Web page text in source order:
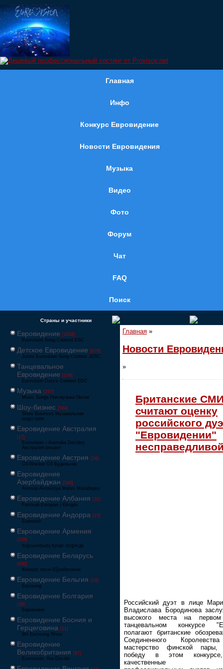
Главная
Инфо
Конкурс Евровидение
Новости Евровидения
Музыка
Видео
Фото
Форум
Чат
FAQ
Поиск
Страны и участники
Евровидение [1858]
Eurovision Song Contest ESC
Детское Евровидение [878]
Junior Eurovision Song Contest JESC
Танцевальное
Евровидение [106]
Eurovision Dance Contest EDC
Музыка [257]
Music Songs Поп-музыка Песни
Шоу-бизнес [564]
Show Business Музыкальная
индустрия
Евровидение Австралия
[17]
Eurovision – Australia Decides
Австралия решает
Евровидение Австрия [24]
Ö3-Wecker Ö3 Будильник
Евровидение
Азербайджан [549]
Avrovijn Avroviziya Mahnı Müsabiqəsi
Евровидение Албания [32]
Festivali Evropian i Këngës
Евровидение Андорра [15]
Eurovisió
Евровидение Армения
[228]
Եվրատեսիլ երգի մրցույթ
Евровидение Беларусь
[600]
Конкурс песні Еўрабачанне
Евровидение Бельгия [24]
Eurosong
Евровидение Болгария
[26]
Евровизия
Евровидение Босния и
Герцеговина [21]
BH Eurosong Show
Евровидение
Великобритания [67]
Eurovision: You Decide
Главная »
Новости
»
Британские
считают оценку
российского
"Евровидении"
Российский дуэт в лице
Владислава Бородинова
высокого места на
танцевальном конкурсе
полагают британские
Соединенного
мастерство финской пары,
победу в этом
качественные